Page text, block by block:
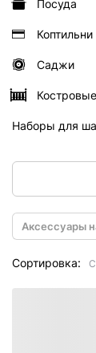
Посуда
Коптильни
Саджи
Наборы для
Аксессуары
Сортировка: